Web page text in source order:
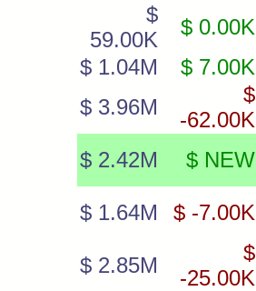
$
59.00K
$ 0.00K
$ 1.04M
$ 7.00K
$ 3.96M
$
-62.00K
$ 2.42M $ NEW
$ 1.64M
$ -7.00K
$ 2.85M
$
-25.00K